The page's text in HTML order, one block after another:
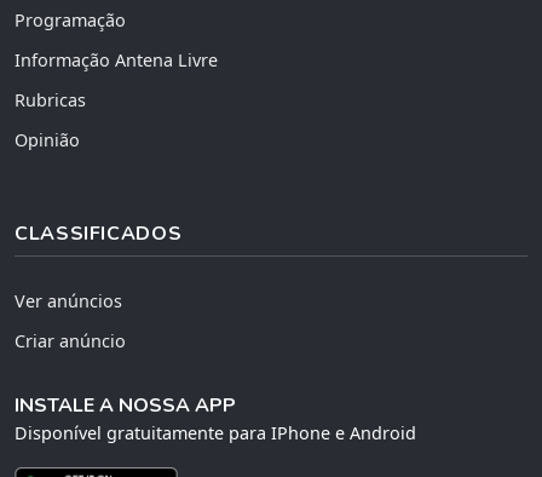
Programação
Informação Antena Livre
Rubricas
Opinião
CLASSIFICADOS
Ver anúncios
Criar anúncio
INSTALE A NOSSA APP
Disponível gratuitamente para IPhone e Android